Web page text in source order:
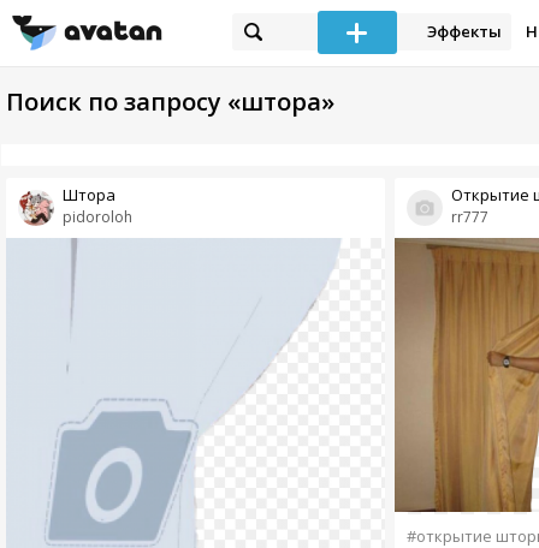
Эффекты
Поиск по запросу «штора»
pidoroloh
Штора
rr777
Открытие
#открытие